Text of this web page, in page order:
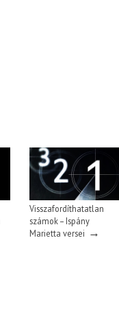
Visszafordíthatatlan
számok – Ispány
Marietta versei →
A NAGY LELKEK DALAI.
a bául ösvénybe (Fordította: